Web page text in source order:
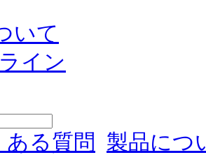
いて
イン
ある質問
製品につ